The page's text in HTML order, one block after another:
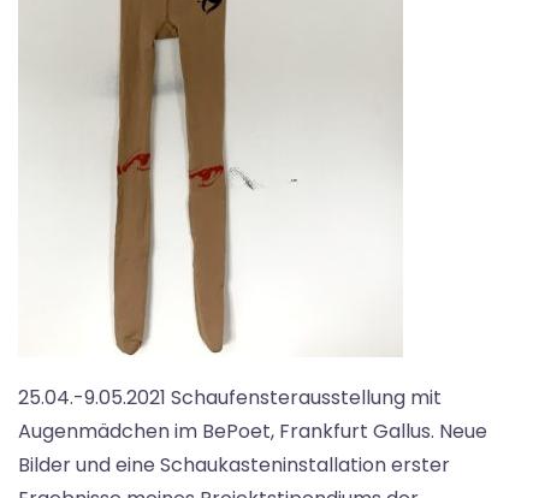
25.04.-9.05.2021 Schaufensterausstellung mit
Augenmädchen im BePoet, Frankfurt Gallus. Neue
Bilder und eine Schaukasteninstallation erster